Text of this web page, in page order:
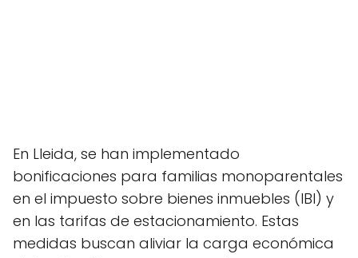
En Lleida, se han implementado
bonificaciones para familias monoparentales
en el impuesto sobre bienes inmuebles (IBI) y
en las tarifas de estacionamiento. Estas
medidas buscan aliviar la carga económica